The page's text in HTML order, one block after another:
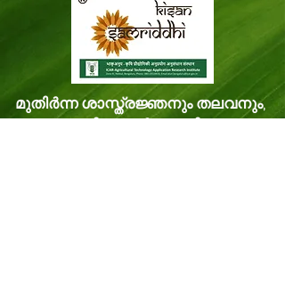
മുതിർന്ന ശാസ്ത്രജ്ഞനും തലവനും,
ഐസിഎആർ-കെവികെ-